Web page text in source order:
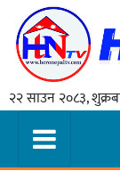
२२ साउन २०८३,
होमपेज
समाचार
राजनीति